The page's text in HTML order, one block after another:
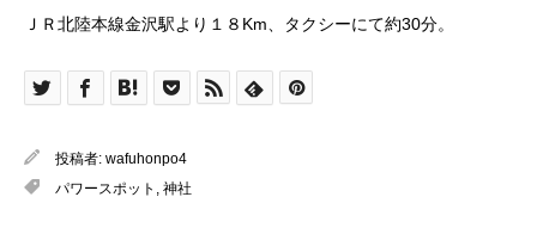
ＪＲ北陸本線金沢駅より１８Km、タクシーにて約30分。
投稿者: wafuhonpo4
パワースポット , 神社